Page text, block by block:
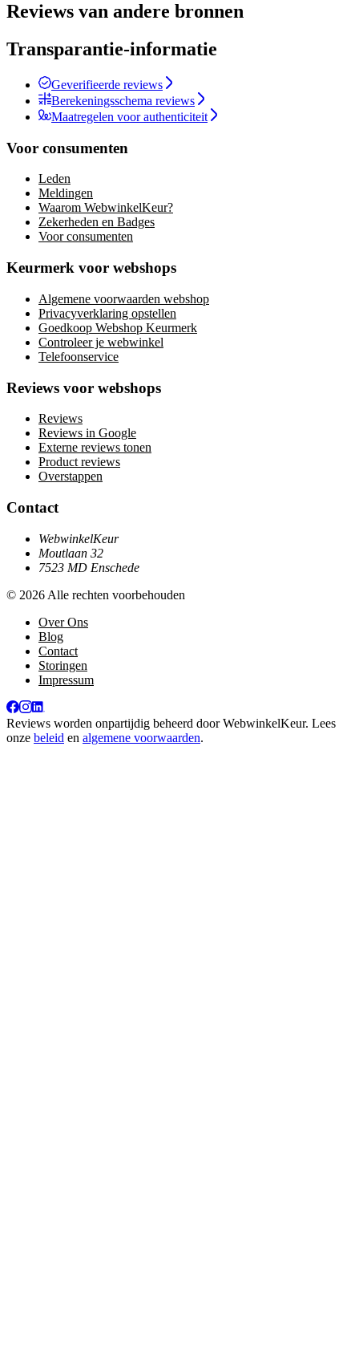
Reviews van andere bronnen
Transparantie-informatie
Geverifieerde reviews
Berekeningsschema reviews
Maatregelen voor authenticiteit
Voor consumenten
Leden
Meldingen
Waarom WebwinkelKeur?
Zekerheden en Badges
Voor consumenten
Keurmerk voor webshops
Algemene voorwaarden webshop
Privacyverklaring opstellen
Goedkoop Webshop Keurmerk
Controleer je webwinkel
Telefoonservice
Reviews voor webshops
Reviews
Reviews in Google
Externe reviews tonen
Product reviews
Overstappen
Contact
WebwinkelKeur
Moutlaan 32
7523 MD Enschede
© 2026 Alle rechten voorbehouden
Over Ons
Blog
Contact
Storingen
Impressum
Reviews worden onpartijdig beheerd doorWebwinkelKeur. Lees
onze beleid en algemene voorwaarden.